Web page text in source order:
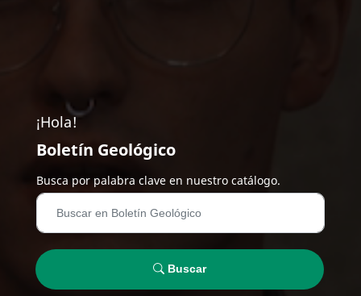
¡Hola!
Boletín Geológico
Busca por palabra clave en nuestro catálogo.
Buscar